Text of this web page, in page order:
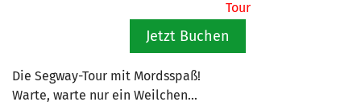
Jetzt Buchen
Die Segway-Tour mit Mordsspaß!
Warte, warte nur ein Weilchen...